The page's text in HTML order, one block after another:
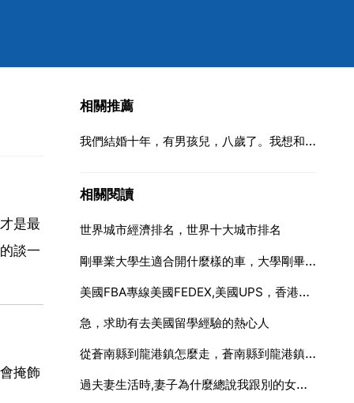
是最
談一
掩飾
相關推薦
我們結婚十年，有男孩兒，八歲了。我想和老婆離婚，可是老婆很痛苦。我該怎麼幫她
相關閱讀
世界城市經濟排名，世界十大城市排名
剛畢業大學生適合開什麼樣的車，大學剛畢業買什麼車好？ ？
美國FBA專線美國FEDEX,美國UPS，香港DHLFBA
急，求助有去美國留學經驗的熱心人
從蒼南縣到龍港鎮怎麼走，蒼南縣到龍港鎮多少公里
過夫妻生活時,妻子為什麼總說我跟別的女人是什麼感覺,可是我並沒有出軌,她是